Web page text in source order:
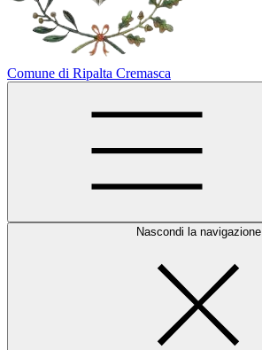
Comune di Ripalta Cremasca
Nascondi la navigazione